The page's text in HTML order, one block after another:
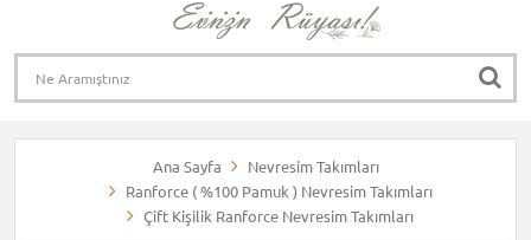
Ana Sayfa
Nevresim Takımları
Ranforce ( %100 Pamuk ) Nevresim Takımları
Çift Kişilik Ranforce Nevresim Takımları